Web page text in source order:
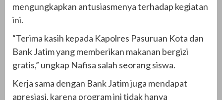
mengungkapkan antusiasmenya terhadap kegiatan
ini.
“Terima kasih kepada Kapolres Pasuruan Kota dan
Bank Jatim yang memberikan makanan bergizi
gratis,” ungkap Nafisa salah seorang siswa.
Kerja sama dengan Bank Jatim juga mendapat
apresiasi, karena program ini tidak hanya